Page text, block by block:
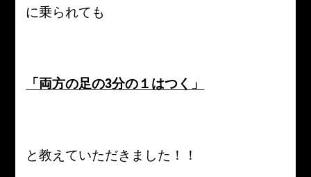
に乗られても
「両方の足の3分の１はつく」
と教えていただきました！！